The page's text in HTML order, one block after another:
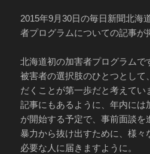
2015年9月30日の毎日新聞北海
者プログラムについての記事が
北海道初の加害者プログラムで
被害者の選択肢のひとつとして
だくことが第一歩だと考えてい
記事にもあるように、年内には
が開始する予定で、事前面談を
暴力から抜け出すために、様々
必要な人に届きますように。